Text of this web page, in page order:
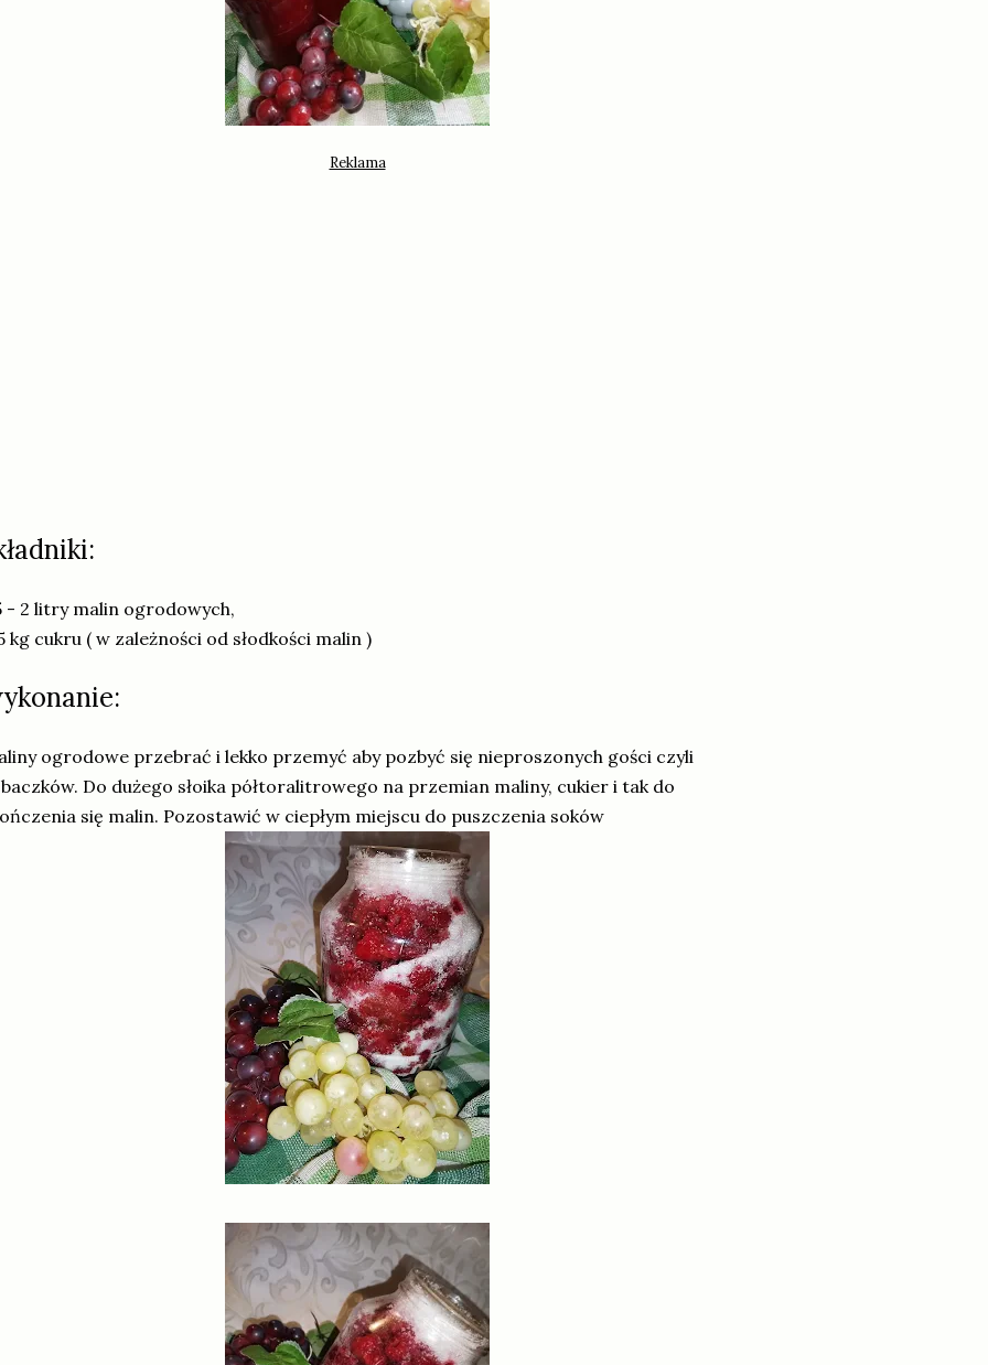
- 2 litry malin ogrodowych,
kg cukru ( w zależności od słodkości malin )
ogrodowe przebrać i lekko przemyć aby pozbyć się nieproszonych gości czyli
Do dużego słoika półtoralitrowego na przemian maliny, cukier i tak do
się malin. Pozostawić w ciepłym miejscu do puszczenia soków